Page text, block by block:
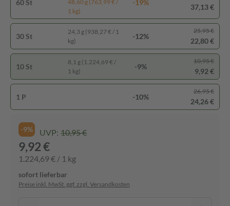
60 St
48,60 g (763,99 € /
1 kg)
-19%
37,13 €
30 St
24,3 g (938,27 € / 1
kg)
-12%
25,95 €
22,80 €
10 St
8,1 g (1.224,69 € /
1 kg)
-9%
10,95 €
9,92 €
1 P -10%
26,95 €
24,26 €
-9% UVP: 10,95 €
9,92 €
1.224,69 € / 1 kg
sofort lieferbar
Preise inkl. MwSt. ggf. zzgl. Versandkosten